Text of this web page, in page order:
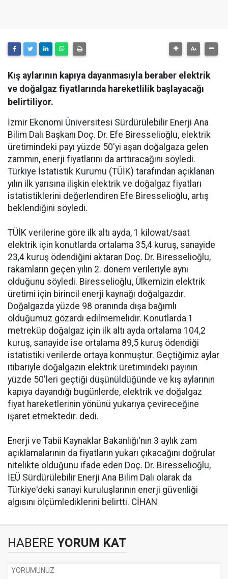
Kış aylarının kapıya dayanmasıyla beraber elektrik
ve doğalgaz fiyatlarında hareketlilik başlayacağı
belirtiliyor.
İzmir Ekonomi Üniversitesi Sürdürülebilir Enerji Ana
Bilim Dalı Başkanı Doç. Dr. Efe Biresselioğlu, elektrik
üretimindeki payı yüzde 50'yi aşan doğalgaza gelen
zammın, enerji fiyatlarını da arttıracağını söyledi.
Türkiye İstatistik Kurumu (TÜİK) tarafından açıklanan
yılın ilk yarısına ilişkin elektrik ve doğalgaz fiyatları
istatistiklerini değerlendiren Efe Biresselioğlu, artış
beklendiğini söyledi.
TÜİK verilerine göre ilk altı ayda, 1 kilowat/saat
elektrik için konutlarda ortalama 35,4 kuruş, sanayide
23,4 kuruş ödendiğini aktaran Doç. Dr. Biresselioğlu,
rakamların geçen yılın 2. dönem verileriyle aynı
olduğunu söyledi. Biresselioğlu, Ülkemizin elektrik
üretimi için birincil enerji kaynağı doğalgazdır.
Doğalgazda yüzde 98 oranında dışa bağımlı
olduğumuz gözardı edilmemelidir. Konutlarda 1
metreküp doğalgaz için ilk altı ayda ortalama 104,2
kuruş, sanayide ise ortalama 89,5 kuruş ödendiği
istatistiki verilerde ortaya konmuştur. Geçtiğimiz aylar
itibariyle doğalgazın elektrik üretimindeki payının
yüzde 50'leri geçtiği düşünüldüğünde ve kış aylarının
kapıya dayandığı bugünlerde, elektrik ve doğalgaz
fiyat hareketlerinin yönünü yukarıya çevireceğine
işaret etmektedir. dedi.
Enerji ve Tabii Kaynaklar Bakanlığı'nın 3 aylık zam
açıklamalarının da fiyatların yukarı çıkacağını doğrular
nitelikte olduğunu ifade eden Doç. Dr. Biresselioğlu,
İEÜ Sürdürülebilir Enerji Ana Bilim Dalı olarak da
Türkiye'deki sanayi kuruluşlarının enerji güvenliği
algısını ölçümlediklerini belirtti. CİHAN
HABERE YORUM KAT